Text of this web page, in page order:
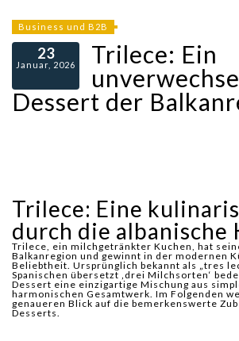
Business und B2B
23
Januar, 2026
Trilece: Ein
Dessert der
Trilece: Eine
durch die albanische
Trilece, ein milchgetränkter Kuchen, hat
Balkanregion und gewinnt in der modernen
Beliebtheit. Ursprünglich bekannt als „tres
Spanischen übersetzt ‚drei Milchsorten‘
Dessert eine einzigartige Mischung aus
harmonischen Gesamtwerk. Im Folgenden
genaueren Blick auf die bemerkenswerte
Desserts.